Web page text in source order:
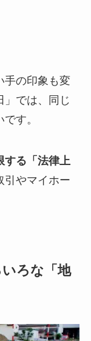
手の印象も変
」では、同じ
す。
する「法律上
引やマイホー
ろな「地